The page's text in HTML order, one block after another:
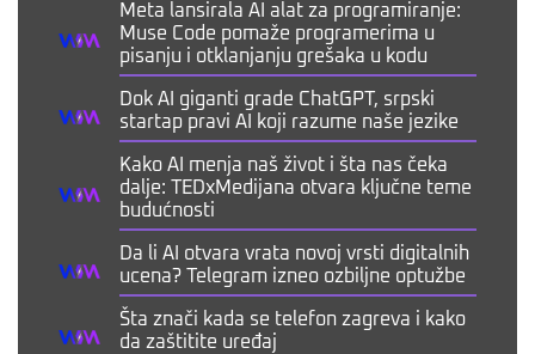
Meta lansirala AI alat za programiranje:
Muse Code pomaže programerima u
pisanju i otklanjanju grešaka u kodu
Dok AI giganti grade ChatGPT, srpski
startap pravi AI koji razume naše jezike
Kako AI menja naš život i šta nas čeka
dalje: TEDxMedijana otvara ključne teme
budućnosti
Da li AI otvara vrata novoj vrsti digitalnih
ucena? Telegram izneo ozbiljne optužbe
Šta znači kada se telefon zagreva i kako
da zaštitite uređaj